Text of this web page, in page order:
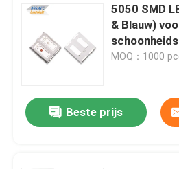
LED-koepellens
5050 SMD
& Blauw)
apparaten
MOQ：1000
Beste prijs